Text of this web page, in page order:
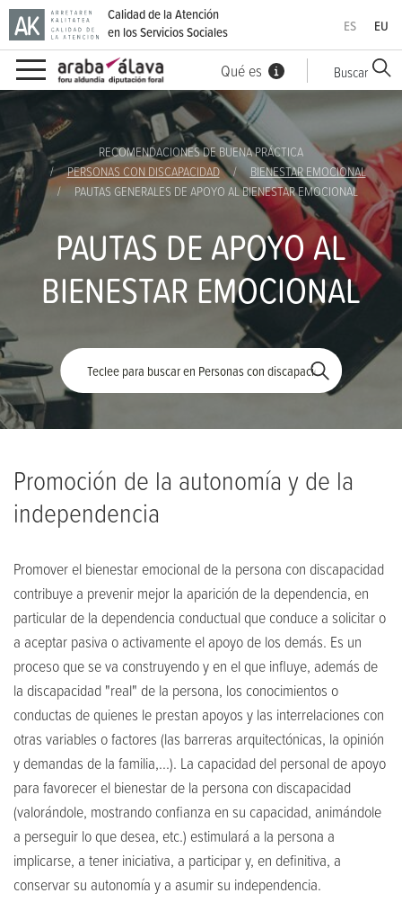
Ir directamente al contenido
Calidad de la Atención
en los Servicios Sociales
Qué es Buscar
ES EU
RECOMENDACIONES DE BUENA PRÁCTICA
PERSONAS CON DISCAPACIDAD
BIENESTAR EMOCIONAL
PAUTAS GENERALES DE APOYO AL BIENESTAR EMOCIONAL
PAUTAS DE APOYO AL
BIENESTAR EMOCIONAL
Promoción de la autonomía y de la
independencia
Promover el bienestar emocional de la persona con discapacidad
contribuye a prevenir mejor la aparición de la dependencia, en
particular de la dependencia conductual que conduce a solicitar o
a aceptar pasiva o activamente el apoyo de los demás. Es un
proceso que se va construyendo y en el que influye, además de
la discapacidad "real" de la persona, los conocimientos o
conductas de quienes le prestan apoyos y las interrelaciones con
otras variables o factores (las barreras arquitectónicas, la opinión
y demandas de la familia,...). La capacidad del personal de apoyo
para favorecer el bienestar de la persona con discapacidad
(valorándole, mostrando confianza en su capacidad, animándole
a perseguir lo que desea, etc.) estimulará a la persona a
implicarse, a tener iniciativa, a participar y, en definitiva, a
conservar su autonomía y a asumir su independencia.